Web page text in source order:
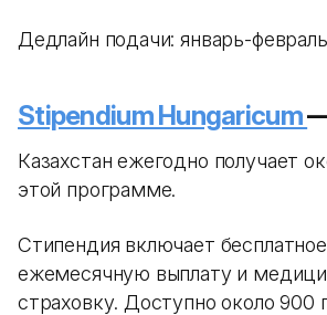
Дедлайн подачи: январь-
Stipendium Hungaricum
Казахстан ежегодно получает
этой программе.
Стипендия включает
ежемесячную выплату и
страховку. Доступно около 900